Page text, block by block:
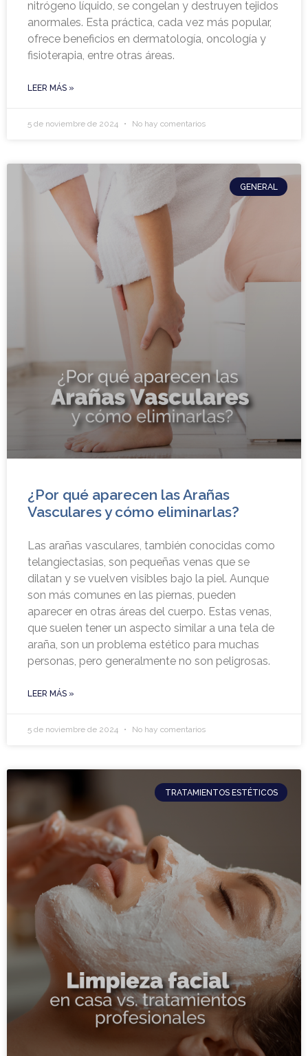
nitrógeno líquido, se congelan y destruyen tejidos
anormales. Esta práctica, cada vez más popular,
ofrece beneficios en dermatología, oncología y
fisioterapia, entre otras áreas.
LEER MÁS »
5 de noviembre de 2024 No hay comentarios
GENERAL
¿Por qué aparecen las Arañas
Vasculares y cómo eliminarlas?
Las arañas vasculares, también conocidas como
telangiectasias, son pequeñas venas que se
dilatan y se vuelven visibles bajo la piel. Aunque
son más comunes en las piernas, pueden
aparecer en otras áreas del cuerpo. Estas venas,
que suelen tener un aspecto similar a una tela de
araña, son un problema estético para muchas
personas, pero generalmente no son peligrosas.
LEER MÁS »
5 de noviembre de 2024 No hay comentarios
TRATAMIENTOS ESTÉTICOS